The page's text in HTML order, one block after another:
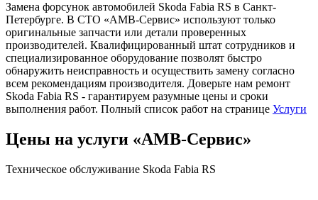
Замена форсунок автомобилей Skoda Fabia RS в Санкт-
Петербурге. В СТО «АМВ-Сервис» используют только
оригинальные запчасти или детали проверенных
производителей. Квалифицированный штат сотрудников и
специализированное оборудование позволят быстро
обнаружить неисправность и осуществить замену согласно
всем рекомендациям производителя. Доверьте нам ремонт
Skoda Fabia RS - гарантируем разумные цены и сроки
выполнения работ. Полный список работ на странице Услуги
Цены на услуги «АМВ-Сервис»
Техническое обслуживание Skoda Fabia RS